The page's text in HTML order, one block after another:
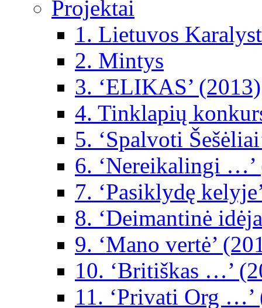
Projektai
1. Lietuvos
2. Mintys
3. ‘ELIKAS’ (2013)
4. Tinklapių
5. ‘Spalvoti
6. ‘Nereikalingi …’
7. ‘Pasiklydę
8. ‘Deimantinė
9. ‘Mano vertė’
10. ‘Britiškas …’
11. ‘Privati Org …’